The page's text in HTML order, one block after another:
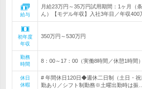
給与
月給23万円～35万円試用期間：1ヶ月（
ん）【モデル年収】入社3年目／年収400
初年度
年収
350万円～530万円
勤務
時間
8：00～17：00（実働8時間／休憩1時間
休日
休暇
# 年間休日120日◆週休二日制（土日・
勤あり／シフト制勤務※土曜出勤時は振…